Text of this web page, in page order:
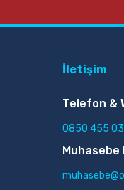
İletişim
Telefon &
0850 455